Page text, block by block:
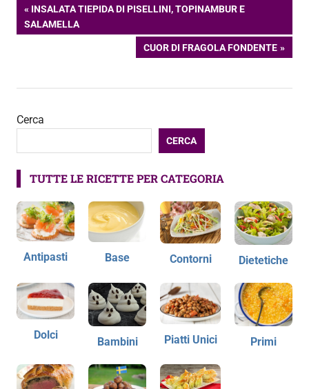
Navigazione
ARTICOLO
PRECEDENTE:
INSALATA TIEPIDA DI PISELLINI, TOPINAMBUR E
SALAMELLA
ARTICOLO
SUCCESSIVO:
CUOR DI FRAGOLA FONDENTE
Cerca
CERCA
TUTTE LE RICETTE PER CATEGORIA
Antipasti Base Contorni Dietetiche
Dolci
Bambini Piatti Unici Primi